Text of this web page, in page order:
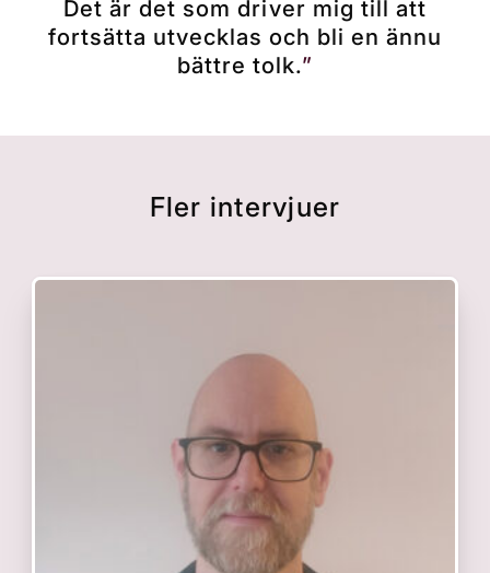
Det är det som driver mig till att
fortsätta utvecklas och bli en ännu
bättre tolk.
Fler intervjuer